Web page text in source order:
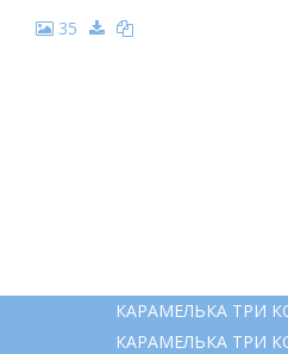
35
КАРАМЕЛЬКА ТРИ
КАРАМЕЛЬКА ТРИ